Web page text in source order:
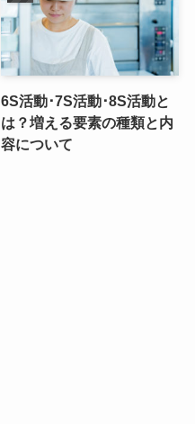
6S活動･7S活動･8S活動と
は？増える要素の種類と内
容について